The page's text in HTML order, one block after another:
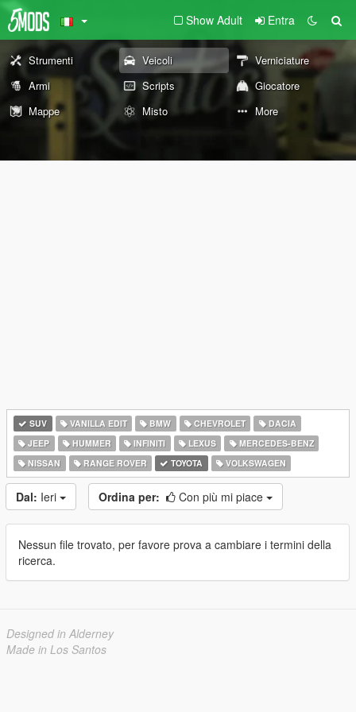
Show Adult Entra
Strumenti Veicoli
Verniciature
Armi
Scripts
Giocatore
Mappe
Misto More
SUV VANILLA EDIT BMW CHEVROLET
DACIA
JEEP
HUMMER INFINITI LEXUS
MERCEDES-BENZ
NISSAN
RANGE ROVER TOYOTA VOLKSWAGEN
Dal: Ieri Ordina per: Con più mi piace
Nessun file trovato, per favore prova a cambiare i termini della
ricerca.
Designed in Alderney
Made in Los Santos